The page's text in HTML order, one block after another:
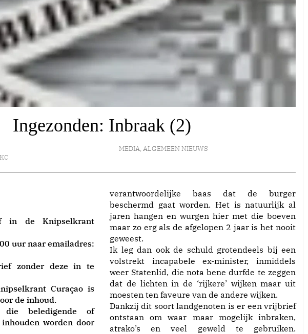
Ingezonden: Inbraak (2)
MEDIA, ALGEMEEN NIEUWS
in de Knipselkrant
uur naar emailadres:
zonder deze in te
Curaçao is
de inhoud.
die beledigende of
worden door
verantwoordelijke baas dat de burger
beschermd gaat worden. Het is natuurlijk al
jaren hangen en wurgen hier met die boeven
maar zo erg als de afgelopen 2 jaar is het nooit
geweest.
Ik leg dan ook de schuld grotendeels bij een
volstrekt incapabele ex-minister, inmiddels
weer Statenlid, die nota bene durfde te zeggen
dat de lichten in de ‘rijkere’ wijken maar uit
moesten ten faveure van de andere wijken.
Dankzij dit soort landgenoten is er een vrijbrief
ontstaan om waar maar mogelijk inbraken,
atrako’s en veel geweld te gebruiken.